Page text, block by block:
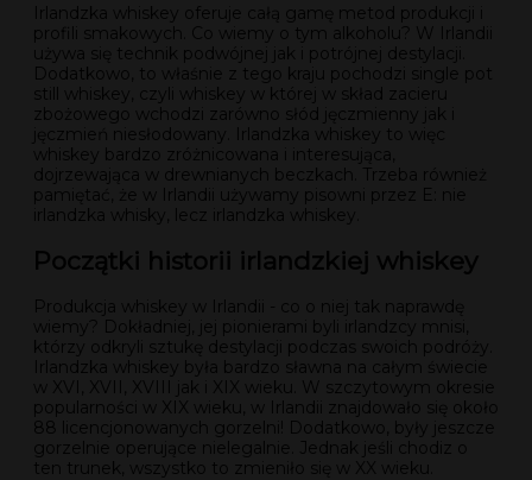
Irlandzka whiskey oferuje całą gamę metod produkcji i
profili smakowych. Co wiemy o tym alkoholu? W Irlandii
używa się technik podwójnej jak i potrójnej destylacji.
Dodatkowo, to właśnie z tego kraju pochodzi single pot
still whiskey, czyli whiskey w której w skład zacieru
zbożowego wchodzi zarówno słód jęczmienny jak i
jęczmień niesłodowany. Irlandzka whiskey to więc
whiskey bardzo zróżnicowana i interesująca,
dojrzewająca w drewnianych beczkach. Trzeba również
pamiętać, że w Irlandii używamy pisowni przez E: nie
irlandzka whisky, lecz irlandzka whiskey.
Początki historii irlandzkiej whiskey
Produkcja whiskey w Irlandii - co o niej tak naprawdę
wiemy? Dokładniej, jej pionierami byli irlandzcy mnisi,
którzy odkryli sztukę destylacji podczas swoich podróży.
Irlandzka whiskey była bardzo sławna na całym świecie
w XVI, XVII, XVIII jak i XIX wieku. W szczytowym okresie
popularności w XIX wieku, w Irlandii znajdowało się około
88 licencjonowanych gorzelni! Dodatkowo, były jeszcze
gorzelnie operujące nielegalnie. Jednak jeśli chodiz o
ten trunek, wszystko to zmieniło się w XX wieku.